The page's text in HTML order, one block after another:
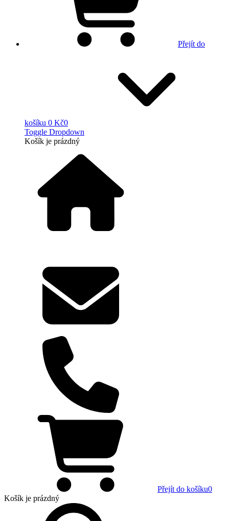
Přejít do
košíku 0 Kč0
Toggle Dropdown
Košík je prázdný
Přejít do košíku0
Košík je prázdný